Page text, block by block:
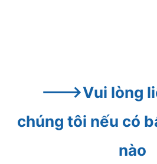
--->Vui lòng
chúng tôi nếu có
nào